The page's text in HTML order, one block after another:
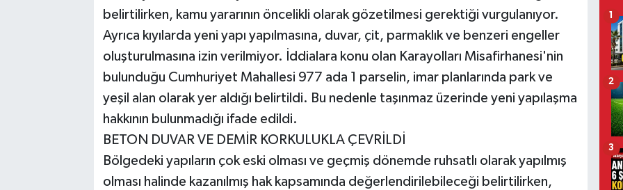
belirtilirken, kamu yararının öncelikli olarak gözetilmesi gerektiği vurgulanıyor.
Ayrıca kıyılarda yeni yapı yapılmasına, duvar, çit, parmaklık ve benzeri engeller
oluşturulmasına izin verilmiyor. İddialara konu olan Karayolları Misafirhanesi'nin
bulunduğu Cumhuriyet Mahallesi 977 ada 1 parselin, imar planlarında park ve
yeşil alan olarak yer aldığı belirtildi. Bu nedenle taşınmaz üzerinde yeni yapılaşma
hakkının bulunmadığı ifade edildi.
BETON DUVAR VE DEMİR KORKULUKLA ÇEVRİLDİ
Bölgedeki yapıların çok eski olması ve geçmiş dönemde ruhsatlı olarak yapılmış
olması halinde kazanılmış hak kapsamında değerlendirilebileceği belirtilirken,
1
2
3